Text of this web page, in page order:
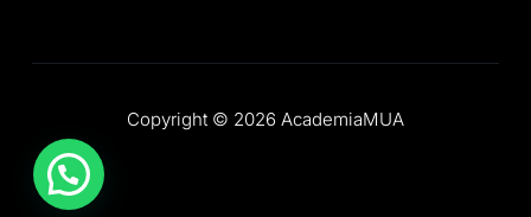
Copyright © 2026 AcademiaMUA